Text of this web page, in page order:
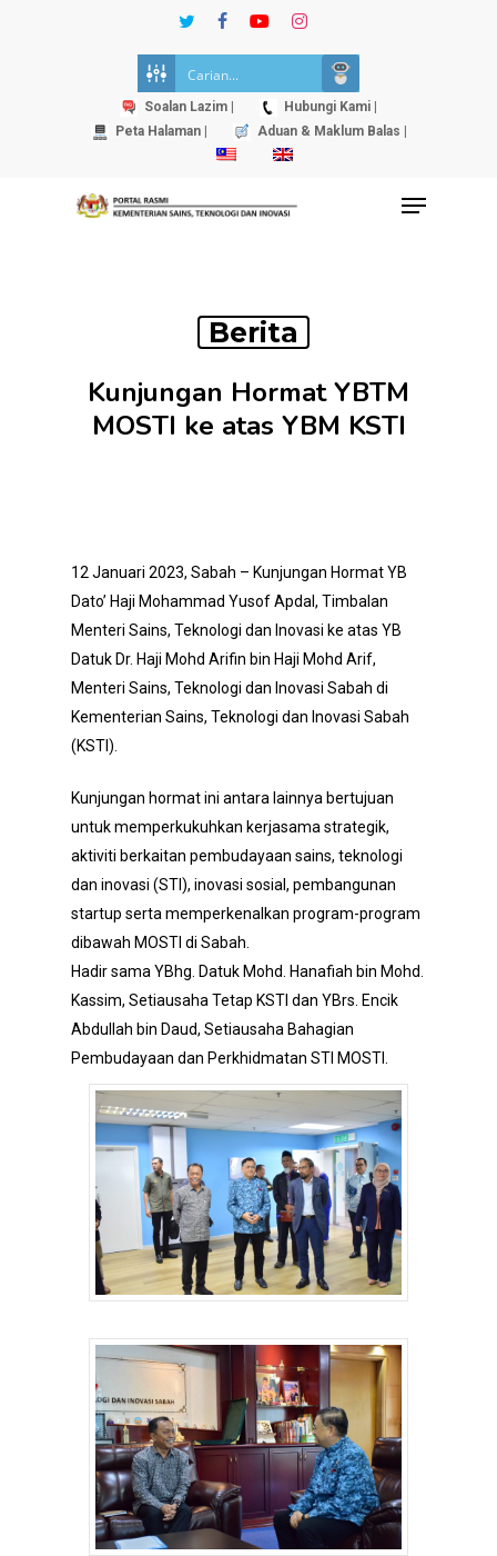
twitterfacebookyoutubeinstagram
Soalan Lazim |
Hubungi Kami |
Peta Halaman |
Aduan & Maklum Balas |
Menu
Berita
Kunjungan Hormat YBTM
MOSTI ke atas YBM KSTI
12 Januari 2023, Sabah – Kunjungan Hormat YB
Dato’ Haji Mohammad Yusof Apdal, Timbalan
Menteri Sains, Teknologi dan Inovasi ke atas YB
Datuk Dr. Haji Mohd Arifin bin Haji Mohd Arif,
Menteri Sains, Teknologi dan Inovasi Sabah di
Kementerian Sains, Teknologi dan Inovasi Sabah
(KSTI).
Kunjungan hormat ini antara lainnya bertujuan
untuk memperkukuhkan kerjasama strategik,
aktiviti berkaitan pembudayaan sains, teknologi
dan inovasi (STI), inovasi sosial, pembangunan
startup serta memperkenalkan program-program
dibawah MOSTI di Sabah.
Hadir sama YBhg. Datuk Mohd. Hanafiah bin Mohd.
Kassim, Setiausaha Tetap KSTI dan YBrs. Encik
Abdullah bin Daud, Setiausaha Bahagian
Pembudayaan dan Perkhidmatan STI MOSTI.